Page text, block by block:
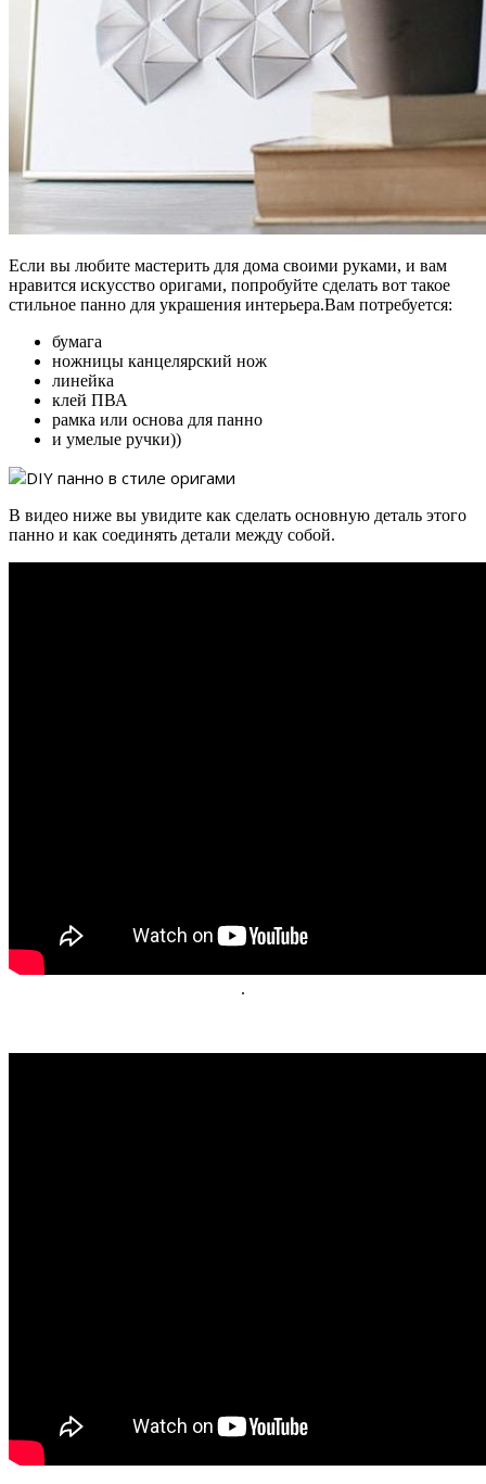
Если вы любите мастерить для дома своими руками, и вам
нравится искусство оригами, попробуйте сделать вот такое
стильное панно для украшения интерьера.Вам потребуется:
бумага
ножницы канцелярский нож
линейка
клей ПВА
рамка или основа для панно
и умелые ручки))
В видео ниже вы увидите как сделать основную деталь этого
панно и как соединять детали между собой.
.